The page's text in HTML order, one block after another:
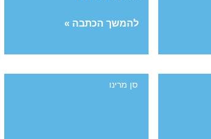
כייף
של
להמשך הכתבה »
סן מרינו